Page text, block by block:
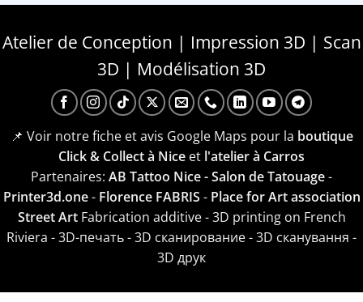
Atelier de Conception | Impression 3D | Scan
3D | Modélisation 3D
📌 Voir notre fiche et avis Google Maps pour la boutique
Click & Collect à Nice et l'atelier à Carros
Partenaires: AB Tattoo Nice - Salon de Tatouage-
Printer3d.one- Florence FABRIS - Place for Art association
Street ArtFabrication additive - 3D printing on French
Riviera - 3D-печать - 3D сканирование - 3D сканування -
3D друк